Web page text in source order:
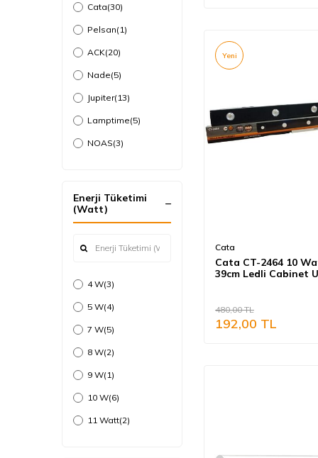
60x60 Led Panel
Masa Lambası
Led Panel
Sıva Üstü Led Spot
Etanj Armatürler
Yılbaşı Süsleri
Aplikler
Cata(30)
Pelsan(1)
ACK(20)
Nade(5)
Jupiter(13)
Lamptime(5)
NOAS(3)
Enerji Tüketimi
(Watt)
4 W(3)
5 W(4)
7 W(5)
8 W(2)
9 W(1)
10 W(6)
11 Watt(2)
Yeni
Cata
Cata CT-2464 10
39cm Ledli Cabinet
480,00TL
192,00 TL